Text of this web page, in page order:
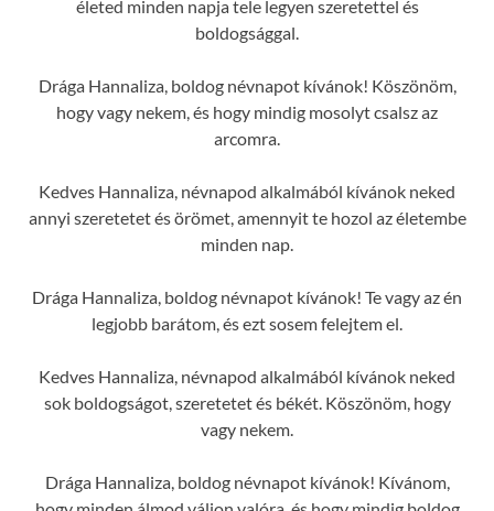
életed minden napja tele legyen szeretettel és
boldogsággal.
Drága Hannaliza, boldog névnapot kívánok! Köszönöm,
hogy vagy nekem, és hogy mindig mosolyt csalsz az
arcomra.
Kedves Hannaliza, névnapod alkalmából kívánok neked
annyi szeretetet és örömet, amennyit te hozol az életembe
minden nap.
Drága Hannaliza, boldog névnapot kívánok! Te vagy az én
legjobb barátom, és ezt sosem felejtem el.
Kedves Hannaliza, névnapod alkalmából kívánok neked
sok boldogságot, szeretetet és békét. Köszönöm, hogy
vagy nekem.
Drága Hannaliza, boldog névnapot kívánok! Kívánom,